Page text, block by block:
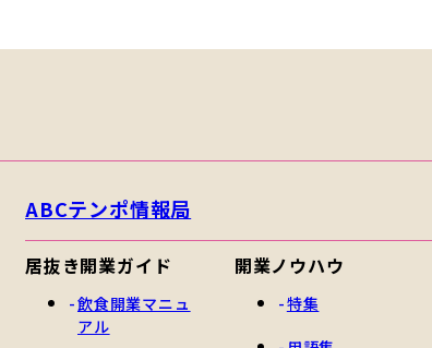
ABCテンポ情報局
居抜き開業ガイド
飲食開業マニュ
アル
開業ノウハウ
特集